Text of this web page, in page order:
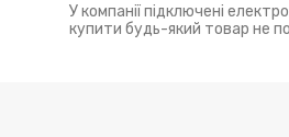
У компанії підключені
купити будь-який товар не